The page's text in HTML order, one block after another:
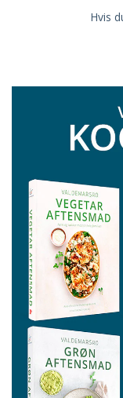
Hvis